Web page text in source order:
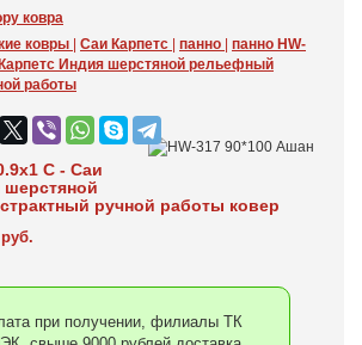
ковра
ковры Саи Карпетс панно
панно HW-
Индия шерстяной рельефный
работы
С - Саи
шерстяной
ручной работы ковер
при получении, филиалы ТК